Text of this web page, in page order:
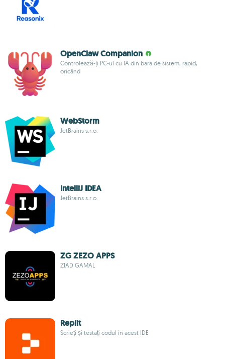
OpenClaw Companion
Controlează-ți PC-ul cu IA din bara de sistem, rapid,
oricând
WebStorm
JetBrains s.r.o.
IntelliJ IDEA
JetBrains s.r.o.
ZG ZEZO APPS
ZIAD GAMAL
Replit
Scrieți și testați codul în acest IDE